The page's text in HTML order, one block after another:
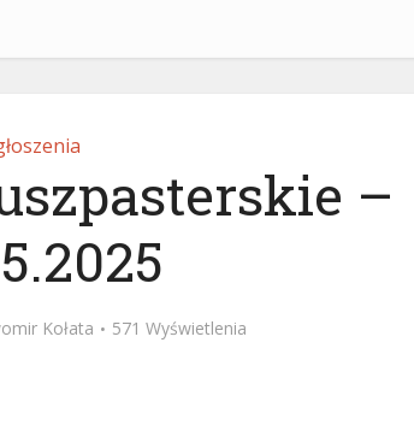
–
Kołata 571 Wyświetlenia